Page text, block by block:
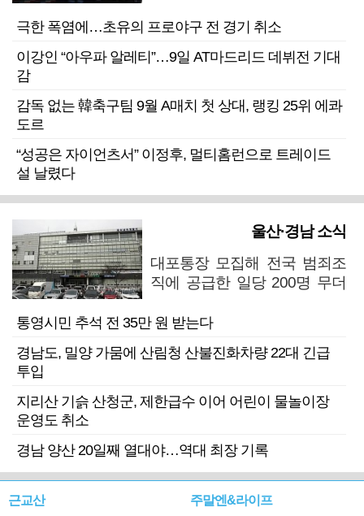
극한 폭염에…초유의 프로야구 전 경기 취소
이강인 “아우파 알레티”…9일 AT마드리드 데뷔전 기대
감
감독 없는 韓축구팀 9월 A매치 첫 상대, 랭킹 25위 에콰
도르
“성공은 자이언츠서” 이정후, 멀티홈런으로 트레이드
설 날렸다
울산·경남 소식
대포통장 모집해 전국 범죄조
직에 공급한 일당 200명 무더
통영시민 추석 전 35만 원 받는다
경남도, 밀양 가뭄에 산림청 산불진화차량 22대 긴급
투입
지리산 기슭 산청군, 제한급수 이어 어린이 물놀이장
운영도 취소
경남 양산 20일째 열대야…역대 최장 기록
근교산 주말엔&라이프